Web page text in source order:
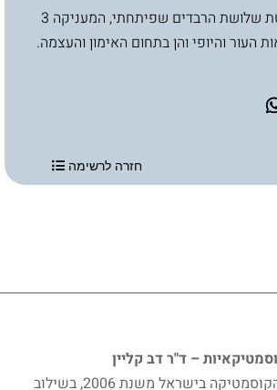
משלבת את שיטת שלושת הרבדים שפיתחתי, המעניקה 3
העור והיופי והן בתחום האימון והעצמה.
חזרה לרשימה
– ד"ר דב קליין
מובילים את תחום הקוסמטיקה בישראל משנת 2006, בשילוב